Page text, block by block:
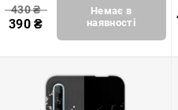
430₴
390₴
Немає в
наявності